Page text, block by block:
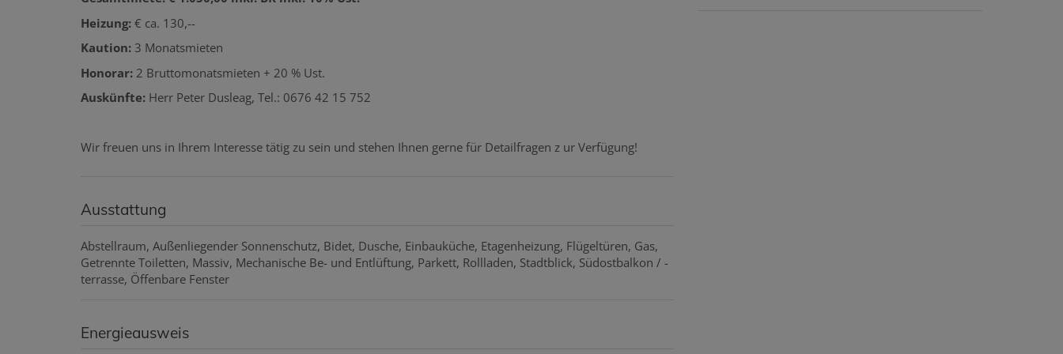
Heizung: € ca. 130,--
Kaution: 3 Monatsmieten
Honorar: 2 Bruttomonatsmieten + 20 % Ust.
Auskünfte: Herr Peter Dusleag, Tel.: 0676 42 15 752
Wir freuen uns in Ihrem Interesse tätig zu sein und stehen Ihnen gerne für Detailfragen z ur Verfügung!
Ausstattung
Abstellraum Außenliegender Sonnenschutz Bidet Dusche Einbauküche Etagenheizung Flügeltüren Gas
Getrennte Toiletten Massiv Mechanische Be- und Entlüftung Parkett Rollladen Stadtblick Südostbalkon / -
terrasse Öffenbare Fenster
Energieausweis